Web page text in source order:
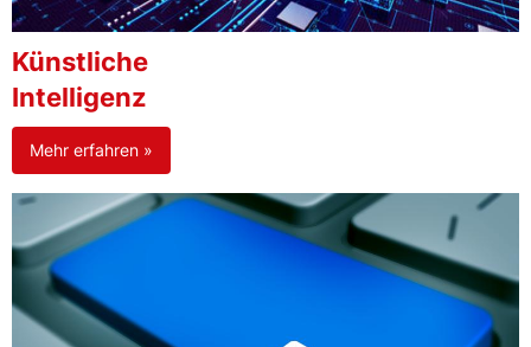
Künstliche
Intelligenz
Mehr erfahren »